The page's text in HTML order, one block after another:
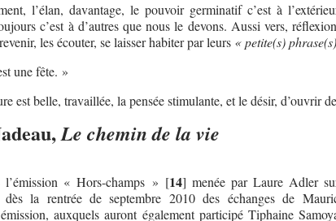
l’élan, davantage, le pouvoir germinatif c’est à
c’est à d’autres que nous le devons. Aussi vers,
les écouter, se laisser habiter par leurs « petite(s)
une fête. »
est belle, travaillée, la pensée stimulante, et le désir, d’ouvrir
Le chemin de la vie
« Hors-champs » [14] menée par Laure Adler
dès la rentrée de septembre 2010 des échanges de
auxquels auront également participé Tiphaine